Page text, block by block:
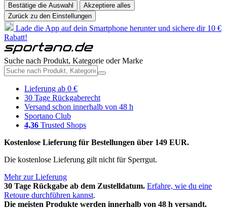
Bestätige die Auswahl
Akzeptiere alles
Zurück zu den Einstellungen
Lade die App auf dein Smartphone herunter und sichere dir 10 €
Rabatt!
Suche nach Produkt, Kategorie oder Marke
Lieferung ab 0 €
30 Tage Rückgaberecht
Versand schon innerhalb von 48 h
Sportano Club
4,36 Trusted Shops
Kostenlose Lieferung für Bestellungen über 149 EUR.
Die kostenlose Lieferung gilt nicht für Sperrgut.
Mehr zur Lieferung
30 Tage Rückgabe ab dem Zustelldatum. Erfahre, wie du eine
Retoure durchführen kannst.
Die meisten Produkte werden innerhalb von 48 h versandt.